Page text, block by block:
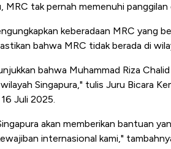
tak pernah memenuhi panggilan
keberadaan MRC yang
bahwa MRC tidak berada di
bahwa Muhammad Riza
Singapura," tulis Juru Bicara
Juli 2025.
akan memberikan bantuan
internasional kami,"